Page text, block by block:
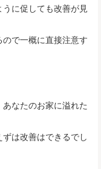
に促しても改善が見
で一概に直接注意す
なたのお家に溢れた
は改善はできるでし